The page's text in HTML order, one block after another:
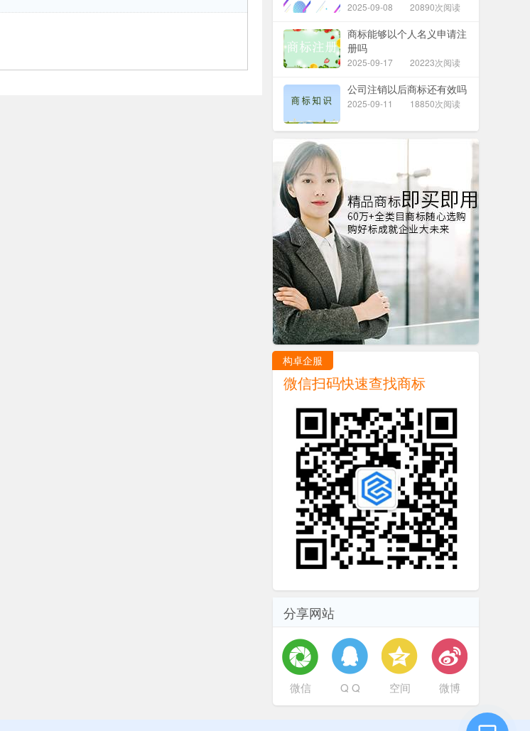
2025-09-08 20890次阅读
商标能够以个人名义申请注
册吗
2025-09-17 20223次阅读
公司注销以后商标还有效吗
2025-09-11 18850次阅读
构卓企服
微信扫码快速查找商标
分享网站
微信 Q Q 空间 微博